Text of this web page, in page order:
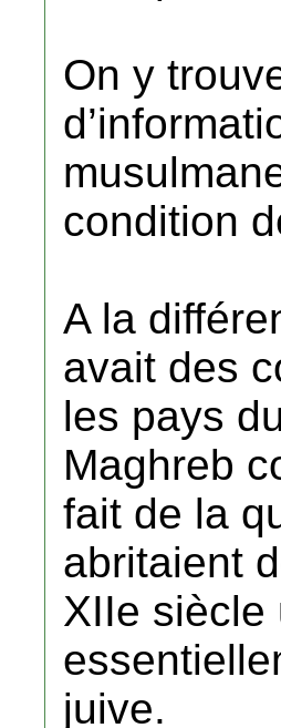
On y
condition
A la
avait des
les pays du
Maghreb
fait de la
abritaient
XIIe siècle
juive.